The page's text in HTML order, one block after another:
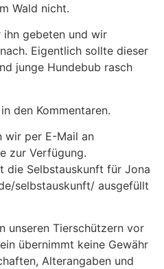
Wald nicht.
gebeten und wir
Eigentlich sollte dieser
junge Hundebub rasch
den Kommentaren.
wir per E-Mail an
zur Verfügung.
die Selbstauskunft für Jona
selbstauskunft/ ausgefüllt
unseren Tierschützern vor
übernimmt keine Gewähr
Alterangaben und